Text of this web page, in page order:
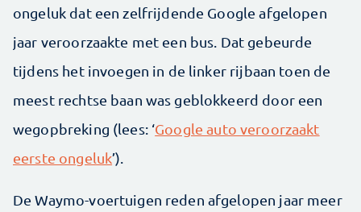
ongeluk dat een zelfrijdende Google afgelopen
jaar veroorzaakte met een bus. Dat gebeurde
tijdens het invoegen in de linker rijbaan toen de
meest rechtse baan was geblokkeerd door een
wegopbreking (lees: ‘Google auto veroorzaakt
eerste ongeluk’).
De Waymo-voertuigen reden afgelopen jaar meer